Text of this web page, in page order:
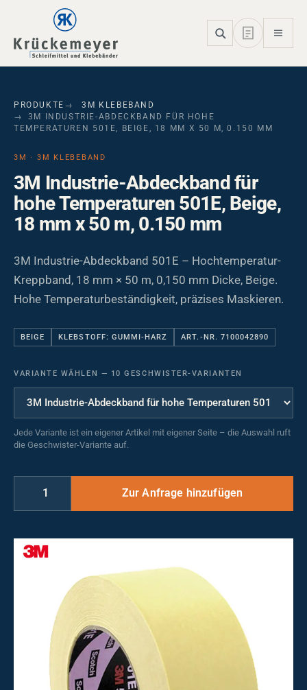
Skip to main navigation
Skip to main content
Skip to page footer
PRODUKTE
3M KLEBEBAND
3M INDUSTRIE-ABDECKBAND FÜR HOHE
TEMPERATUREN 501E, BEIGE, 18 MM X 50 M, 0.150 MM
3M · 3M KLEBEBAND
3M Industrie-Abdeckband für
hohe Temperaturen 501E, Beige,
18 mm x 50 m, 0.150 mm
3M Industrie-Abdeckband 501E – Hochtemperatur-
Kreppband, 18 mm × 50 m, 0,150 mm Dicke, Beige.
Hohe Temperaturbeständigkeit, präzises Maskieren.
BEIGE KLEBSTOFF: GUMMI-HARZ ART.-NR. 7100042890
VARIANTE WÄHLEN — 10 GESCHWISTER-VARIANTEN
Jede Variante ist ein eigener Artikel mit eigener Seite – die Auswahl ruft
die Geschwister-Variante auf.